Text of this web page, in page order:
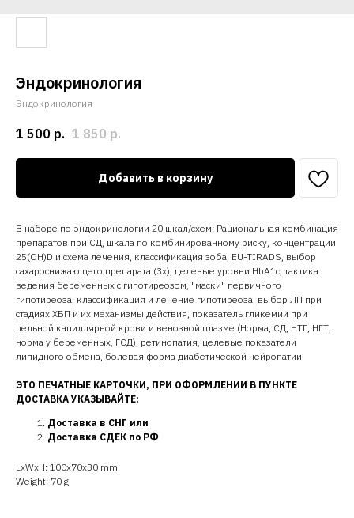
Эндокринология
Эндокринология
1 500 р. 1 850 р.
Добавить в корзину
В наборе по эндокринологии 20 шкал/схем: Рациональная комбинация
препаратов при СД, шкала по комбинированному риску, концентрации
25(OH)D и схема лечения, классификация зоба, EU-TIRADS, выбор
сахароснижающего препарата (3х), целевые уровни HbA1c, тактика
ведения беременных с гипотиреозом, "маски" первичного
гипотиреоза, классификация и лечение гипотиреоза, выбор ЛП при
стадиях ХБП и их механизмы действия, показатель гликемии при
цельной капиллярной крови и венозной плазме (Норма, СД, НТГ, НГТ,
норма у беременных, ГСД), ретинопатия, целевые показатели
липидного обмена, болевая форма диабетической нейропатии
ЭТО ПЕЧАТНЫЕ КАРТОЧКИ, ПРИ ОФОРМЛЕНИИ В ПУНКТЕ
ДОСТАВКА УКАЗЫВАЙТЕ:
Доставка в СНГ или
Доставка СДЕК по РФ
LxWxH: 100x70x30 mm
Weight: 70 g